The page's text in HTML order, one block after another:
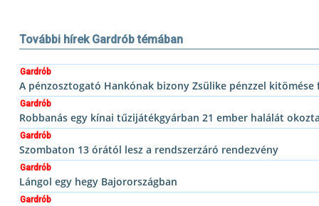
További hírek Gardrób témában
Gardrób
A pénzosztogató Hankónak bizony Zsülike pénzzel
Gardrób
Robbanás egy kínai tűzijátékgyárban 21 ember halálát
Gardrób
Szombaton 13 órától lesz a rendszerzáró rendezvény
Gardrób
Lángol egy hegy Bajorországban
Gardrób